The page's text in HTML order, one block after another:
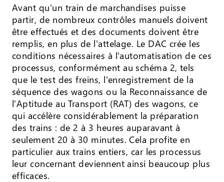
Avant qu'un train de marchandises puisse
partir, de nombreux contrôles manuels doivent
être effectués et des documents doivent être
remplis, en plus de l'attelage. Le DAC crée les
conditions nécessaires à l'automatisation de ces
processus, conformément au schéma 2, tels
que le test des freins, l'enregistrement de la
séquence des wagons ou la Reconnaissance de
l’Aptitude au Transport (RAT) des wagons, ce
qui accélère considérablement la préparation
des trains : de 2 à 3 heures auparavant à
seulement 20 à 30 minutes. Cela profite en
particulier aux trains entiers, car les processus
leur concernant deviennent ainsi beaucoup plus
efficaces.